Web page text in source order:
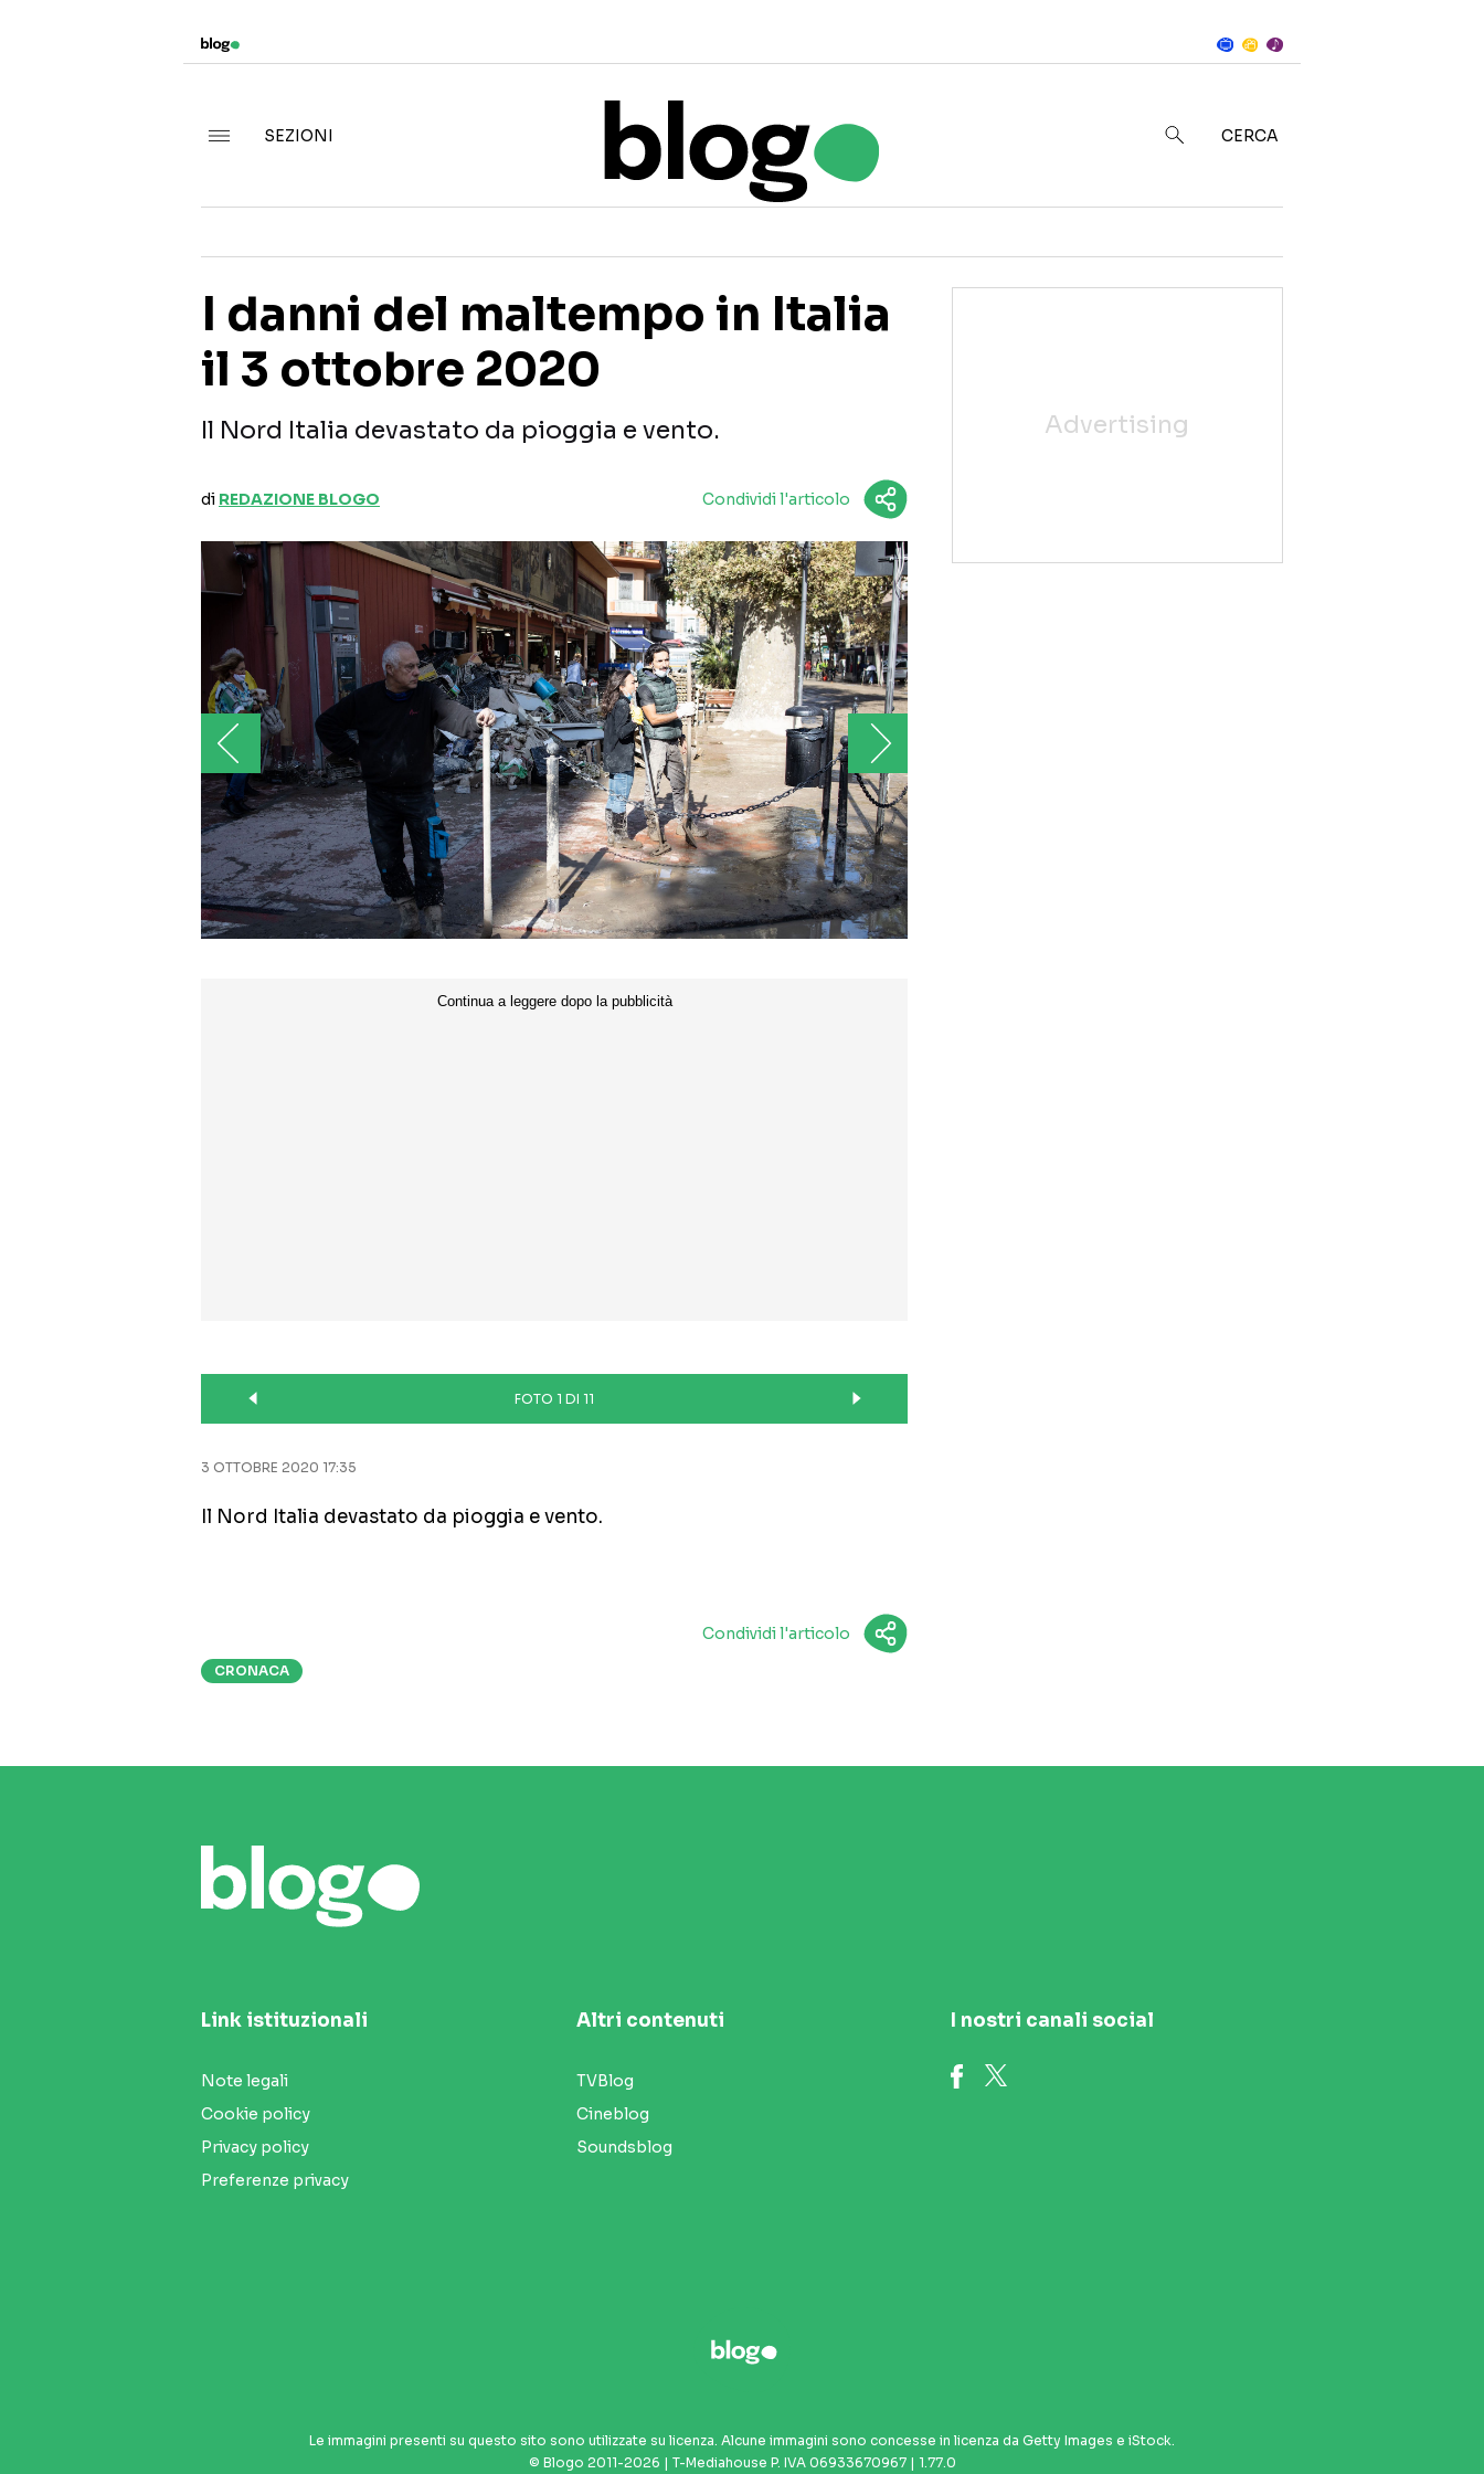
in Notizie
SEZIONI CERCA
I danni del maltempo in Italia
il 3 ottobre 2020
Il Nord Italia devastato da pioggia e vento.
di REDAZIONE BLOGO Condividi l'articolo
FOTO 1 DI 11
3 OTTOBRE 2020 17:35
Il Nord Italia devastato da pioggia e vento.
Condividi l'articolo
CRONACA
Link istituzionali
Note legali
Cookie policy
Privacy policy
Preferenze privacy
Altri contenuti
TVBlog
Cineblog
Soundsblog
I nostri canali social
Le immagini presenti su questo sito sono utilizzate su licenza. Alcune immagini sono concesse in licenza da Getty Images e iStock.
© Blogo 2011-2026 | T-Mediahouse P. IVA 06933670967 | 1.77.0